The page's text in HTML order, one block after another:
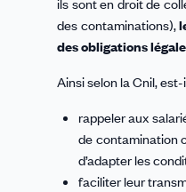
ils sont en droit de
des contaminations),
des obligations
Ainsi selon la Cnil,
rappeler aux
de contamination
d’adapter les
faciliter leur